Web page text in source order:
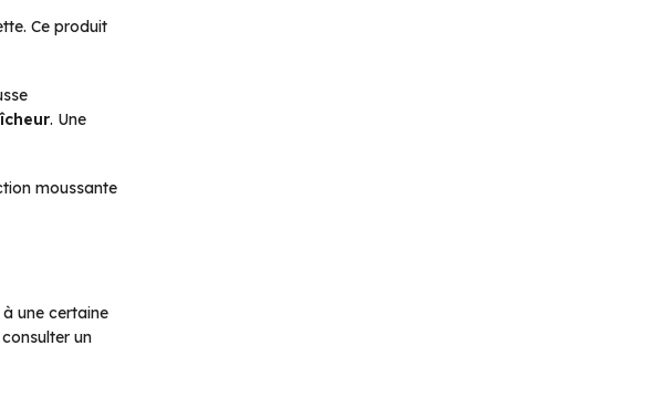
Ce produit
. Une
moussante
une certaine
un